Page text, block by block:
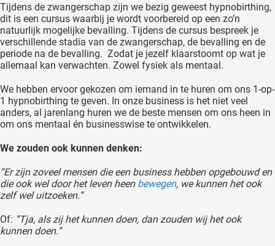
Tijdens de zwangerschap zijn we bezig geweest hypnobirthing,
dit is een cursus waarbij je wordt voorbereid op een zo’n
natuurlijk mogelijke bevalling. Tijdens de cursus bespreek je
verschillende stadia van de zwangerschap, de bevalling en de
periode na de bevalling. Zodat je jezelf klaarstoomt op wat je
allemaal kan verwachten. Zowel fysiek als mentaal.
We hebben ervoor gekozen om iemand in te huren om ons 1-op-
1 hypnobirthing te geven. In onze business is het niet veel
anders, al jarenlang huren we de beste mensen om ons heen in
om ons mentaal én businesswise te ontwikkelen.
We zouden ook kunnen denken:
“Er zijn zoveel mensen die een business hebben opgebouwd en
die ook wel door het leven heen bewegen, we kunnen het ook
zelf wel uitzoeken.”
Of: “Tja, als zij het kunnen doen, dan zouden wij het ook
kunnen doen.”